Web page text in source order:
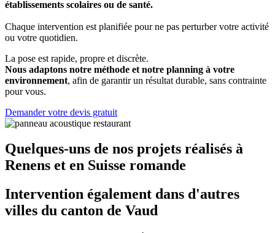
établissements scolaires ou de santé.
Chaque intervention est planifiée pour ne pas perturber votre activité
ou votre quotidien.
La pose est rapide, propre et discrète.
Nous adaptons notre méthode et notre planning à votre
environnement, afin de garantir un résultat durable, sans contrainte
pour vous.
Demander votre devis gratuit
Quelques-uns de nos projets réalisés à
Renens et en Suisse romande
Intervention également dans d'autres
villes du canton de Vaud